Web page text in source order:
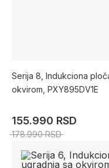
Serija 8, Indukciona
okvirom, PXY895DV1E
155.990 RSD
178.990 RSD